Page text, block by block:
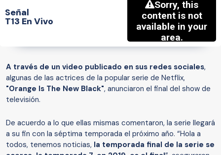
Señal
T13 En Vivo
A través de un video publicado en sus redes sociales,
algunas de las actrices de la popular serie de Netflix,
"Orange Is The New Black", anunciaron el final del show de
televisión.
De acuerdo a lo que ellas mismas comentaron, la serie llegará
a su fin con la séptima temporada el próximo año. “Hola a
todos, tenemos noticias, la temporada final de la serie se